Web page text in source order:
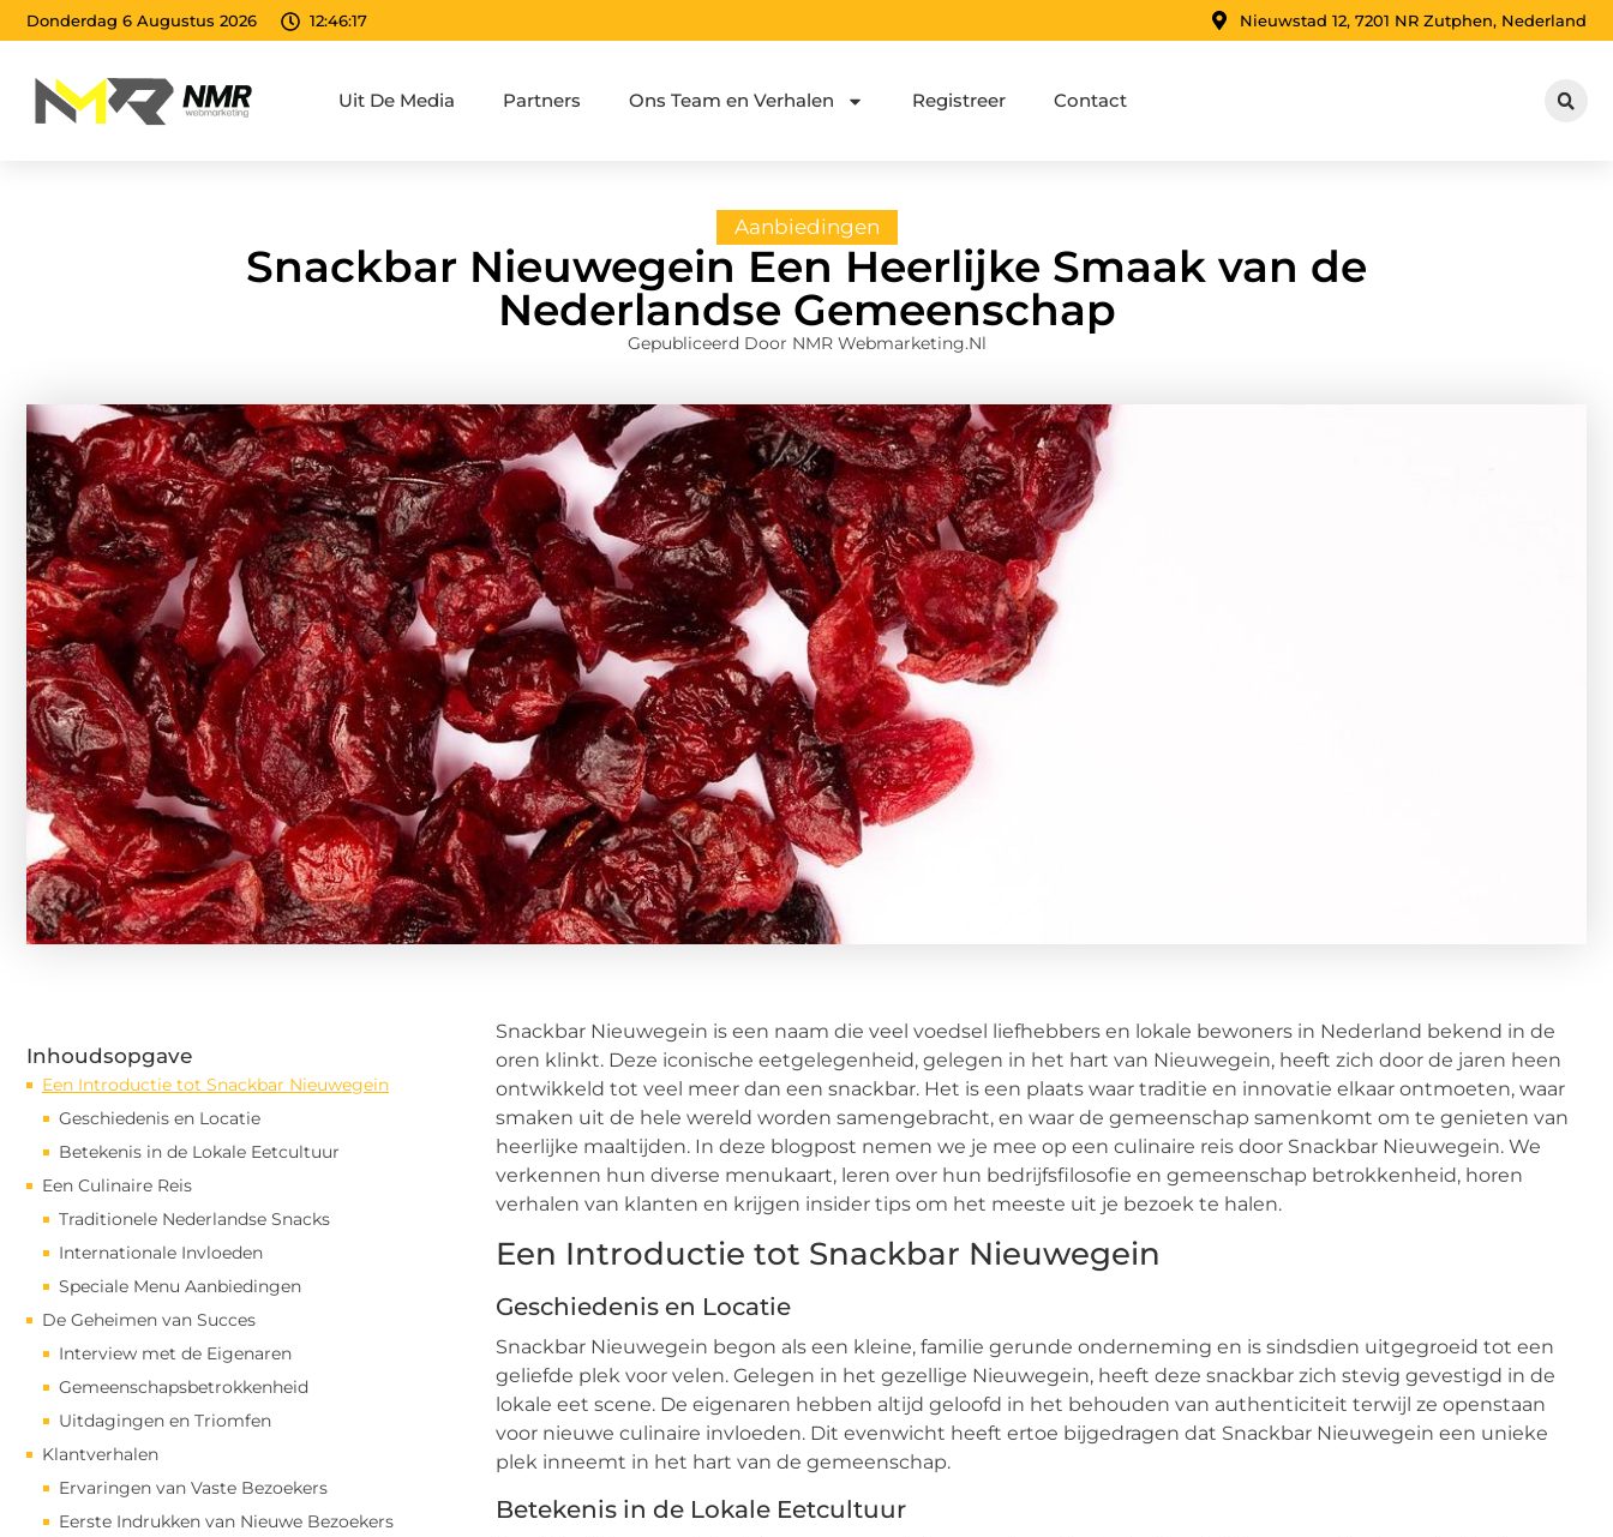
Donderdag 6 Augustus 2026 12:46:19 Nieuwstad 12, 7201 NR Zutphen, Nederland
Uit De Media Partners Ons Team en Verhalen Registreer Contact
Aanbiedingen
Snackbar Nieuwegein Een Heerlijke Smaak van de
Nederlandse Gemeenschap
Gepubliceerd Door NMR Webmarketing.nl
Inhoudsopgave
Een Introductie tot Snackbar Nieuwegein
Geschiedenis en Locatie
Betekenis in de Lokale Eetcultuur
Een Culinaire Reis
Traditionele Nederlandse Snacks
Internationale Invloeden
Speciale Menu Aanbiedingen
De Geheimen van Succes
Interview met de Eigenaren
Gemeenschapsbetrokkenheid
Uitdagingen en Triomfen
Klantverhalen
Ervaringen van Vaste Bezoekers
Eerste Indrukken van Nieuwe Bezoekers
Snackbar Nieuwegein is een naam die veel voedsel liefhebbers en lokale bewoners in Nederland bekend in de
oren klinkt. Deze iconische eetgelegenheid, gelegen in het hart van Nieuwegein, heeft zich door de jaren heen
ontwikkeld tot veel meer dan een snackbar. Het is een plaats waar traditie en innovatie elkaar ontmoeten, waar
smaken uit de hele wereld worden samengebracht, en waar de gemeenschap samenkomt om te genieten van
heerlijke maaltijden. In deze blogpost nemen we je mee op een culinaire reis door Snackbar Nieuwegein. We
verkennen hun diverse menukaart, leren over hun bedrijfsfilosofie en gemeenschap betrokkenheid, horen
verhalen van klanten en krijgen insider tips om het meeste uit je bezoek te halen.
Een Introductie tot Snackbar Nieuwegein
Geschiedenis en Locatie
Snackbar Nieuwegein begon als een kleine, familie gerunde onderneming en is sindsdien uitgegroeid tot een
geliefde plek voor velen. Gelegen in het gezellige Nieuwegein, heeft deze snackbar zich stevig gevestigd in de
lokale eet scene. De eigenaren hebben altijd geloofd in het behouden van authenticiteit terwijl ze openstaan
voor nieuwe culinaire invloeden. Dit evenwicht heeft ertoe bijgedragen dat Snackbar Nieuwegein een unieke
plek inneemt in het hart van de gemeenschap.
Betekenis in de Lokale Eetcultuur